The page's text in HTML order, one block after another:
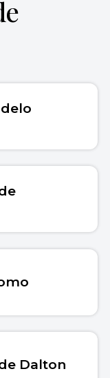
diciembre
el 30
de-
Dalton